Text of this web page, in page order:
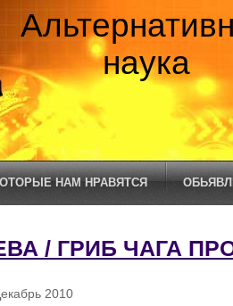
наука
НАМ НРАВЯТСЯ
/ ГРИБ ЧАГА
2010